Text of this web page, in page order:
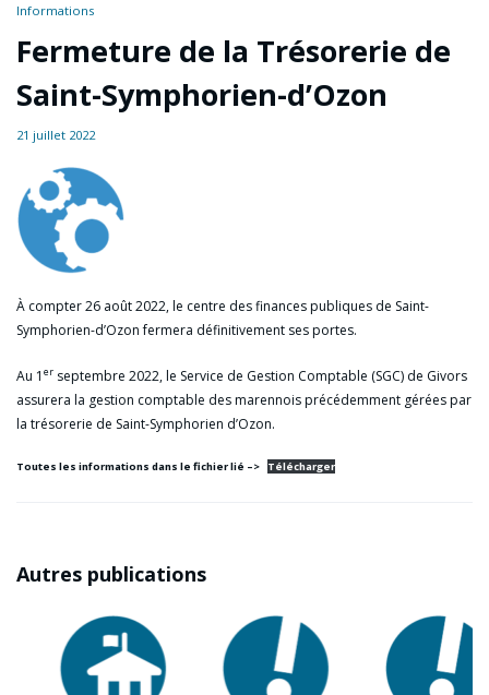
Informations
Fermeture de la Trésorerie de
Saint-Symphorien-d’Ozon
21 juillet 2022
À compter 26 août 2022, le centre des finances publiques de Saint-
Symphorien-d’Ozon fermera définitivement ses portes.
Au 1 er septembre 2022, le Service de Gestion Comptable (SGC) de Givors
assurera la gestion comptable des marennois précédemment gérées par
la trésorerie de Saint-Symphorien d’Ozon.
Toutes les informations dans le fichier lié –> Télécharger
Autres publications